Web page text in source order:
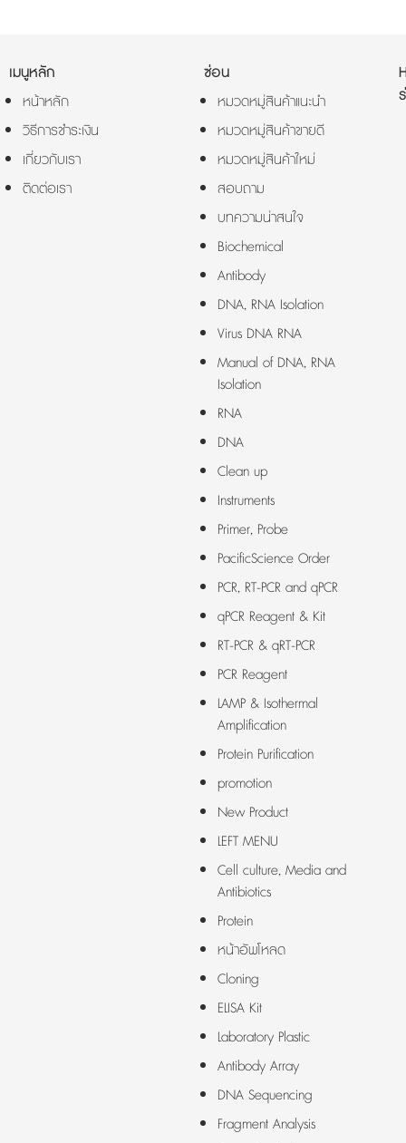
เมนูหลัก
หน้าหลัก
วิธีการชำระเงิน
เกี่ยวกับเรา
ติดต่อเรา
ซ่อน
หมวดหมู่สินค้าแนะนำ
หมวดหมู่สินค้าขายดี
หมวดหมู่สินค้าใหม่
สอบถาม
บทความน่าสนใจ
Biochemical
Antibody
DNA, RNA Isolation
Virus DNA RNA
Manual of DNA, RNA
Isolation
RNA
DNA
Clean up
Instruments
Primer, Probe
PacificScience Order
PCR, RT-PCR and qPCR
qPCR Reagent & Kit
RT-PCR & qRT-PCR
PCR Reagent
LAMP & Isothermal
Amplification
Protein Purification
promotion
New Product
LEFT MENU
Cell culture, Media and
Antibiotics
Protein
หน้าอัพโหลด
Cloning
ELISA Kit
Laboratory Plastic
Antibody Array
DNA Sequencing
Fragment Analysis